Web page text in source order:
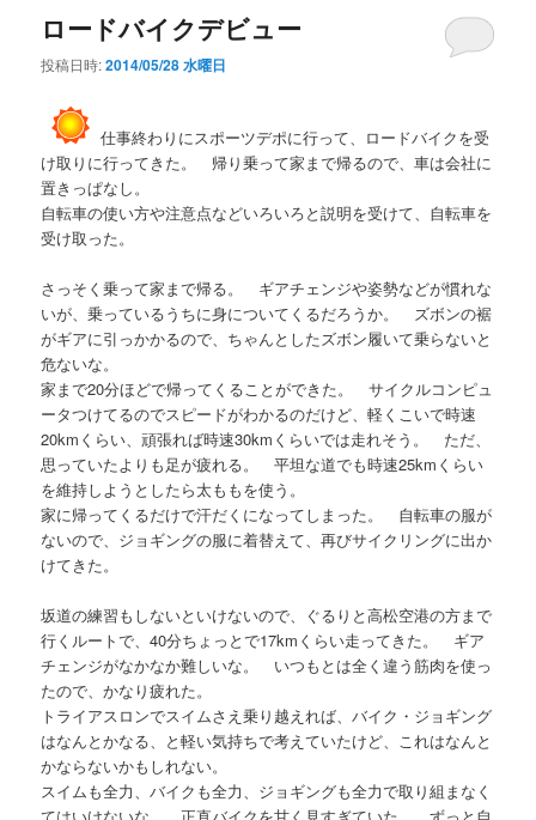
ロードバイクデビュー
投稿日時:2014/05/28 水曜日
仕事終わりにスポーツデポに行って、ロードバイクを受
け取りに行ってきた。 帰り乗って家まで帰るので、車は会社に
置きっぱなし。
自転車の使い方や注意点などいろいろと説明を受けて、自転車を
受け取った。
さっそく乗って家まで帰る。 ギアチェンジや姿勢などが慣れな
いが、乗っているうちに身についてくるだろうか。 ズボンの裾
がギアに引っかかるので、ちゃんとしたズボン履いて乗らないと
危ないな。
家まで20分ほどで帰ってくることができた。 サイクルコンピュ
ータつけてるのでスピードがわかるのだけど、軽くこいで時速
20kmくらい、頑張れば時速30kmくらいでは走れそう。 ただ、
思っていたよりも足が疲れる。 平坦な道でも時速25kmくらい
を維持しようとしたら太ももを使う。
家に帰ってくるだけで汗だくになってしまった。 自転車の服が
ないので、ジョギングの服に着替えて、再びサイクリングに出か
けてきた。
坂道の練習もしないといけないので、ぐるりと高松空港の方まで
行くルートで、40分ちょっとで17kmくらい走ってきた。 ギア
チェンジがなかなか難しいな。 いつもとは全く違う筋肉を使っ
たので、かなり疲れた。
トライアスロンでスイムさえ乗り越えれば、バイク・ジョギング
はなんとかなる、と軽い気持ちで考えていたけど、これはなんと
かならないかもしれない。
スイムも全力、バイクも全力、ジョギングも全力で取り組まなく